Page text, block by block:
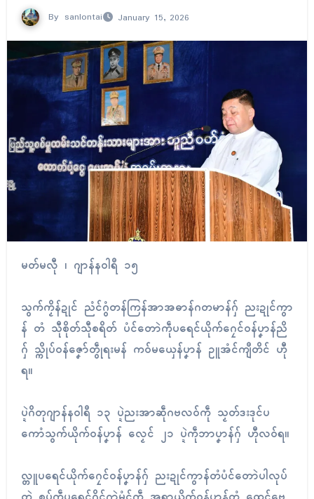
By sanlontai January 15, 2026
မတ်မလီု ၊ ဂျာန်နဝါရဳ ၁၅
သွက်ကၟိန်ဍုၚ် ညံၚ်ဂွံတန်ကြန်အာအဓာန်ဂတမာန်ဂှ် ညးဍုၚ်ကွာ
န် တံ သီုစိုတ်သီုစရိတ် ပံၚ်တောဲကဵုပရေၚ်ယိုက်ဂၠေၚ်ဝန်ပၞာန်ညိ
ဂှ် သ္ကိုပ်ဝန်ဇၞော်တွဵုရးမန် ကဝ်မယှေန်ပၞာန် ဥူအံၚ်ကျဳတိၚ် ဟီု
ရ။
ပ္ဍဲဂိတုဂျာန်နဝါရဳ ၁၃ ပ္ဍဲညးအာဆဵုဂဗလဝ်ကဵု သၟတ်ဒးဒုၚ်ပ
ကောံသွက်ယိုက်ဝန်ပၞာန် လၟေၚ် ၂၁ ပ္ဍဲကဵုဘာပၞာန်ဂှ် ဟီုလဝ်ရ။
လ္တူပရေၚ်ယိုက်ဂၠေၚ်ဝန်ပၞာန်ဂှ် ညးဍုၚ်ကွာန်တံပံၚ်တောဲပါလုပ်